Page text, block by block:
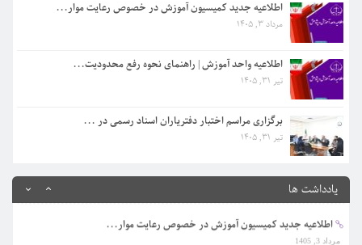
اطلاعیه جدید کمیسیون آموزش در خصوص رعایت موار...
مرداد 3, 1405
اطلاعیه واحد آموزش | راهنمای نحوه رفع محدودیت...
تیر 31, 1405
برگزاری مراسم اختبار دفتریاران اسناد رسمی در ...
تیر 31, 1405
یادداشت ها
برگزاری مراسم اختبار دفتریاران اسناد رسمی در ...
تیر 31, 1405
اطلاعیه مهم روابط عممومی کانون البرز در خصوص ...
مرداد 3, 1405
اطلاعیه جدید کمیسیون آموزش در خصوص رعایت موار...
مرداد 3, 1405